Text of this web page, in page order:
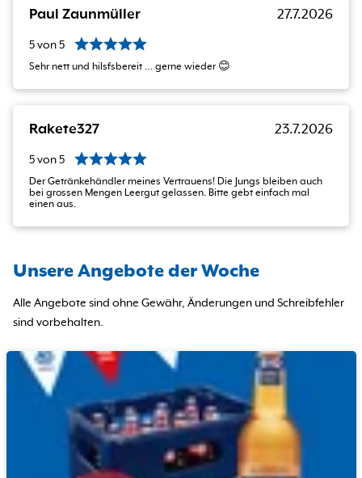
Paul Zaunmüller 27.7.2026
5von5
Sehr nett und hilsfsbereit … gerne wieder 😊
Rakete327 23.7.2026
5von5
Der Getränkehändler meines Vertrauens! Die Jungs bleiben auch
bei grossen Mengen Leergut gelassen. Bitte gebt einfach mal
einen aus.
Unsere Angebote der Woche
Alle Angebote sind ohne Gewähr, Änderungen und Schreibfehler
sind vorbehalten.